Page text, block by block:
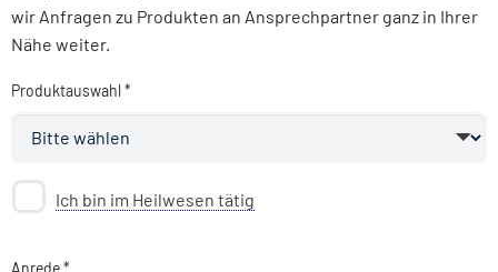
wir Anfragen zu Produkten an Ansprechpartner ganz in Ihrer
Nähe weiter.
Produktauswahl *
Ich bin im Heilwesen tätig
Anrede *